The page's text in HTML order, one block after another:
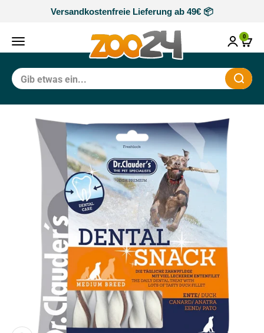
Zum Inhalt springenVersandkostenfreie Lieferung ab 49€ 📦
0
Navigationsmenü öffnen